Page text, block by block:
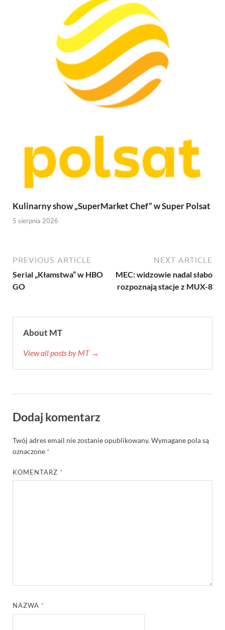
Kulinarny show „SuperMarket Chef” w Super Polsat
5 sierpnia 2026
PREVIOUS ARTICLE
Serial „Kłamstwa” w HBO
GO
NEXT ARTICLE
MEC: widzowie nadal słabo
rozpoznają stacje z MUX-8
About MT
View all posts by MT →
Dodaj komentarz
Twój adres email nie zostanie opublikowany.Wymagane pola są
oznaczone *
KOMENTARZ *
NAZWA *